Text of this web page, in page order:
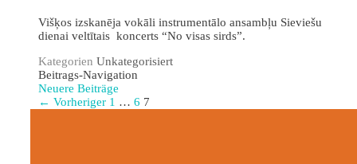
Višķos izskanēja vokāli instrumentālo ansambļu Sieviešu
dienai veltītais koncerts “No visas sirds”.
Kategorien Unkategorisiert
Beitrags-Navigation
Neuere Beiträge
← Vorheriger 1 … 6 7